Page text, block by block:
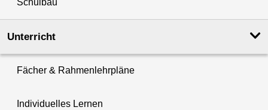
Unterricht
Fächer & Rahmenlehrpläne
Individuelles Lernen